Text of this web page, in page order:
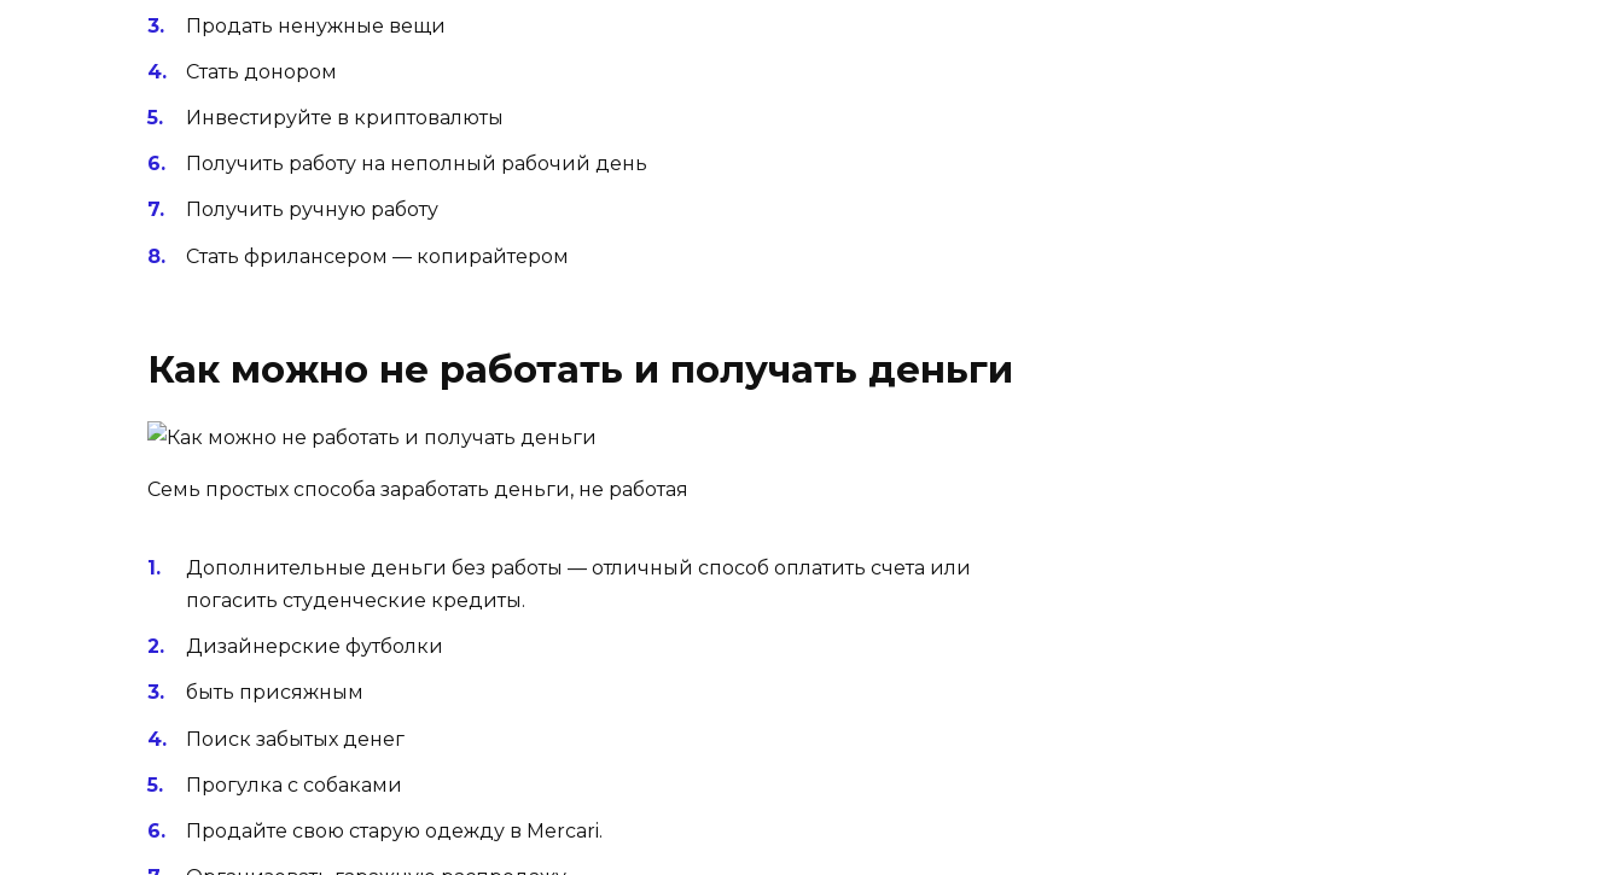
Продать ненужные вещи
Стать донором
Инвестируйте в криптовалюты
Получить работу на неполный рабочий день
Получить ручную работу
Стать фрилансером — копирайтером
Как можно не работать и получать деньги
Семь простых способа заработать деньги, не работая
Дополнительные деньги без работы — отличный способ оплатить счета или
погасить студенческие кредиты.
Дизайнерские футболки
быть присяжным
Поиск забытых денег
Прогулка с собаками
Продайте свою старую одежду в Mercari.